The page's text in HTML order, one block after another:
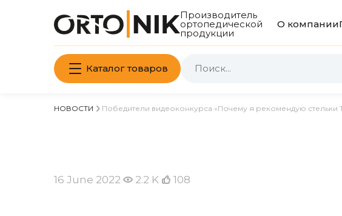
Производитель
ортопедической
продукции
О компании
Каталог товаров
НОВОСТИ Победители видеоконкурса «Почему я рекомендую стельки
16 June 2022 2.2 K 108